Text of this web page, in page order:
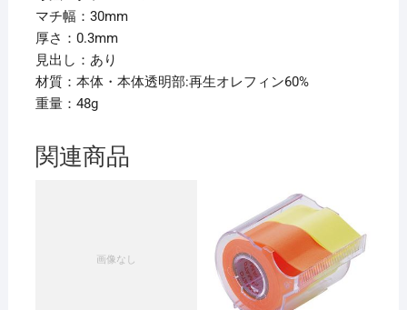
マチ幅：30mm
厚さ：0.3mm
見出し：あり
材質：本体・本体透明部:再生オレフィン60%
重量：48g
関連商品